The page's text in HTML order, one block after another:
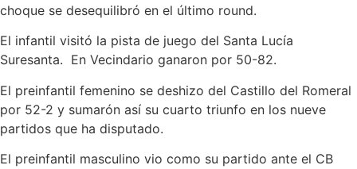
choque se desequilibró en el último round.
El infantil visitó la pista de juego del Santa Lucía
Suresanta. En Vecindario ganaron por 50-82.
El preinfantil femenino se deshizo del Castillo del Romeral
por 52-2 y sumarón así su cuarto triunfo en los nueve
partidos que ha disputado.
El preinfantil masculino vio como su partido ante el CB